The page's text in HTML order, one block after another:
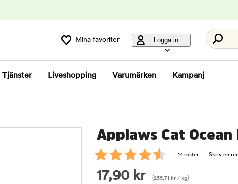
Mina favoriter Logga in
Tjänster Liveshopping Varumärken Kampanj
Applaws Cat
14 röster Skriv en
17,90 kr (255,71 kr / kg)